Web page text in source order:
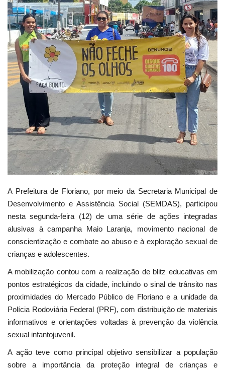
A Prefeitura de Floriano, por meio da Secretaria Municipal de
Desenvolvimento e Assistência Social (SEMDAS), participou
nesta segunda-feira (12) de uma série de ações integradas
alusivas à campanha Maio Laranja, movimento nacional de
conscientização e combate ao abuso e à exploração sexual de
crianças e adolescentes.
A mobilização contou com a realização de blitz educativas em
pontos estratégicos da cidade, incluindo o sinal de trânsito nas
proximidades do Mercado Público de Floriano e a unidade da
Polícia Rodoviária Federal (PRF), com distribuição de materiais
informativos e orientações voltadas à prevenção da violência
sexual infantojuvenil.
A ação teve como principal objetivo sensibilizar a população
sobre a importância da proteção integral de crianças e